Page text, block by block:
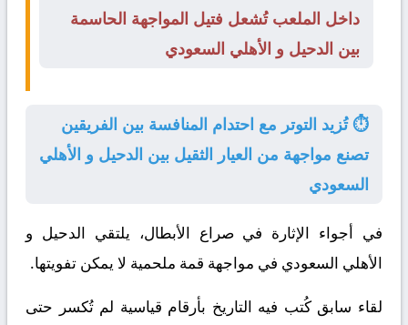
داخل الملعب تُشعل فتيل المواجهة الحاسمة
بين الدحيل و الأهلي السعودي
⏱️ تُزيد التوتر مع احتدام المنافسة بين الفريقين
تصنع مواجهة من العيار الثقيل بين الدحيل و الأهلي
السعودي
في أجواء الإثارة في صراع الأبطال، يلتقي الدحيل و
الأهلي السعودي في مواجهة قمة ملحمية لا يمكن تفويتها.
لقاء سابق كُتب فيه التاريخ بأرقام قياسية لم تُكسر حتى